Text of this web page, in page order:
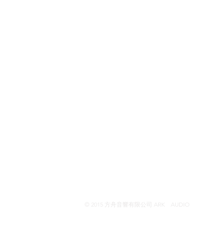
© 2015 方舟音響有限公司 ARK AUDIO